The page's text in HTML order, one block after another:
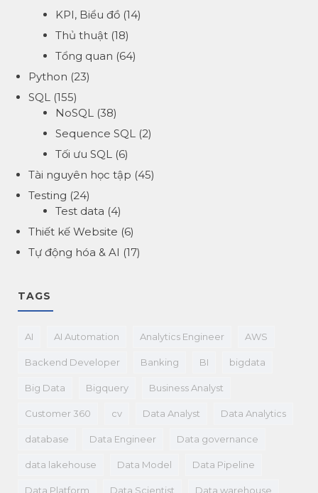
KPI, Biểu đồ(14)
Thủ thuật(18)
Tổng quan (64)
Python (23)
SQL
(155)
NoSQL
(38)
Sequence SQL
(2)
Tối ưu SQL
(6)
Tài nguyên học tập (45)
Testing (24)
Test data (4)
Thiết kế Website (6)
Tự động hóa & AI (17)
TAGS
AI AI Automation Analytics Engineer AWS
Backend Developer Banking BI bigdata
Big Data Bigquery Business Analyst
Customer 360 cv Data Analyst Data Analytics
database Data Engineer Data governance
data lakehouse Data Model Data Pipeline
Data Platform Data Scientist Data warehouse